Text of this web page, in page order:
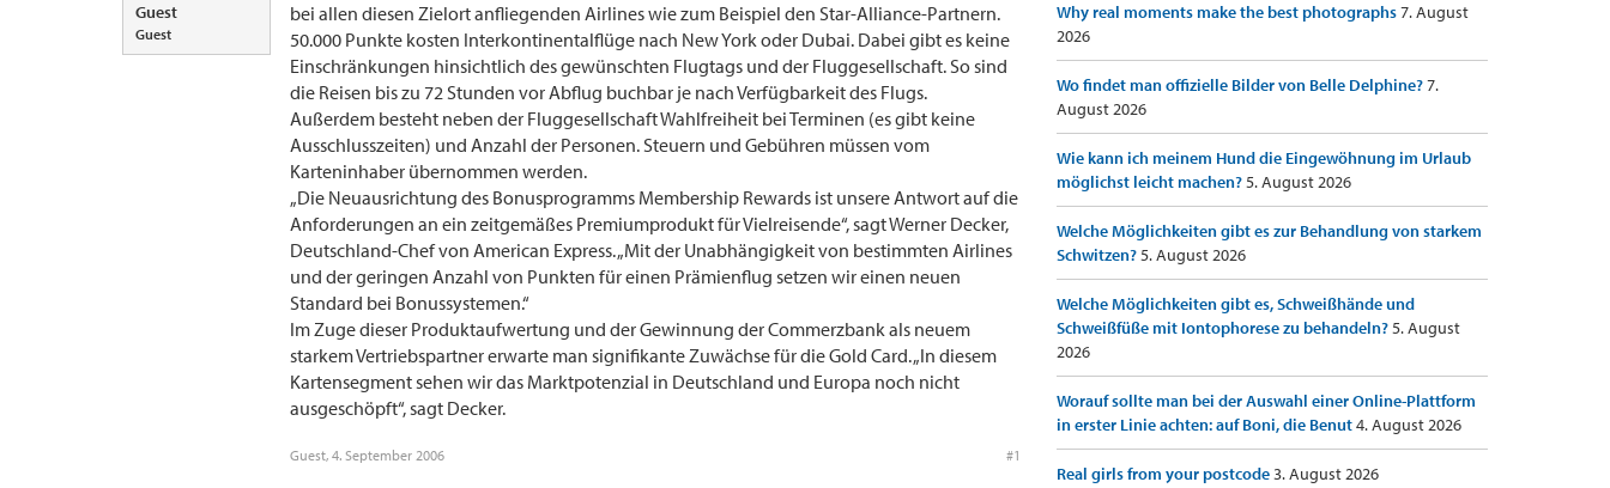
Guest
Guest
bei allen diesen Zielort anfliegenden Airlines wie zum Beispiel den Star-Alliance-Partnern.
50.000 Punkte kosten Interkontinentalflüge nach New York oder Dubai. Dabei gibt es keine
Einschränkungen hinsichtlich des gewünschten Flugtags und der Fluggesellschaft. So sind
die Reisen bis zu 72 Stunden vor Abflug buchbar je nach Verfügbarkeit des Flugs.
Außerdem besteht neben der Fluggesellschaft Wahlfreiheit bei Terminen (es gibt keine
Ausschlusszeiten) und Anzahl der Personen. Steuern und Gebühren müssen vom
Karteninhaber übernommen werden.
„Die Neuausrichtung des Bonusprogramms Membership Rewards ist unsere Antwort auf die
Anforderungen an ein zeitgemäßes Premiumprodukt für Vielreisende“, sagt Werner Decker,
Deutschland-Chef von American Express. „Mit der Unabhängigkeit von bestimmten Airlines
und der geringen Anzahl von Punkten für einen Prämienflug setzen wir einen neuen
Standard bei Bonussystemen.“
Im Zuge dieser Produktaufwertung und der Gewinnung der Commerzbank als neuem
starkem Vertriebspartner erwarte man signifikante Zuwächse für die Gold Card. „In diesem
Kartensegment sehen wir das Marktpotenzial in Deutschland und Europa noch nicht
ausgeschöpft“, sagt Decker.
Guest, 4. September 2006 #1
Why real moments make the best photographs7. August
2026
Wo findet man offizielle Bilder von Belle Delphine?7.
August 2026
Wie kann ich meinem Hund die Eingewöhnung im Urlaub
möglichst leicht machen?5. August 2026
Welche Möglichkeiten gibt es zur Behandlung von starkem
Schwitzen?5. August 2026
Welche Möglichkeiten gibt es, Schweißhände und
Schweißfüße mit Iontophorese zu behandeln?5. August
2026
Worauf sollte man bei der Auswahl einer Online-Plattform
in erster Linie achten: auf Boni, die Benut4. August 2026
Real girls from your postcode3. August 2026